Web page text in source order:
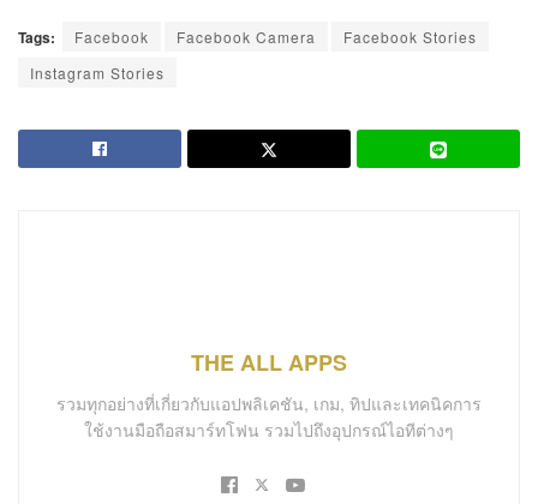
Tags: Facebook Facebook Camera
Facebook Stories
Instagram Stories
THE ALL APPS
รวมทุกอย่างที่เกี่ยวกับแอปพลิเคชัน, เกม, ทิปและเทคนิคการ
ใช้งานมือถือสมาร์ทโฟน รวมไปถึงอุปกรณ์ไอทีต่างๆ